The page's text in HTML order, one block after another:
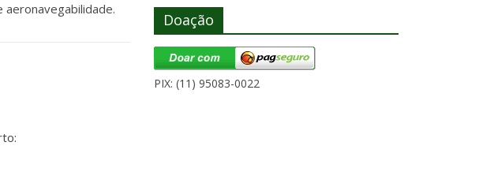
Doação
PIX: (11) 95083-0022